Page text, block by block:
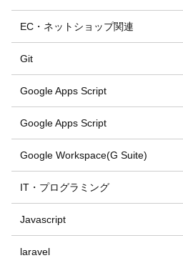
EC・ネットショップ関連
Git
Google Apps Script
Google Apps Script
Google Workspace(G Suite)
IT・プログラミング
Javascript
laravel